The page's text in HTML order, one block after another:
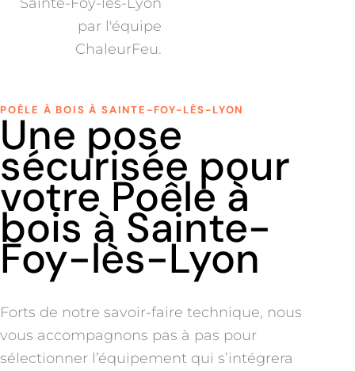
POÊLE À BOIS À SAINTE-FOY-LÈS-LYON
Une pose
sécurisée pour
votre Poêle à
bois à Sainte-
Foy-lès-Lyon
Forts de notre savoir-faire technique, nous
vous accompagnons pas à pas pour
sélectionner l’équipement qui s’intégrera